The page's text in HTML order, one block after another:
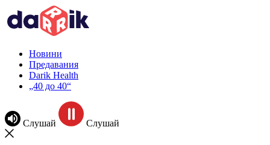
Новини
Предавания
Darik Health
„40 до 40“
Слушай Слушай